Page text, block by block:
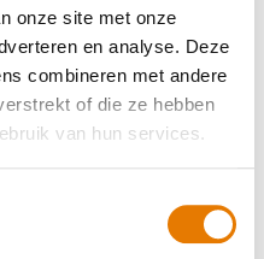
onze site met onze
en analyse. Deze
combineren met andere
of die ze hebben
van hun services.